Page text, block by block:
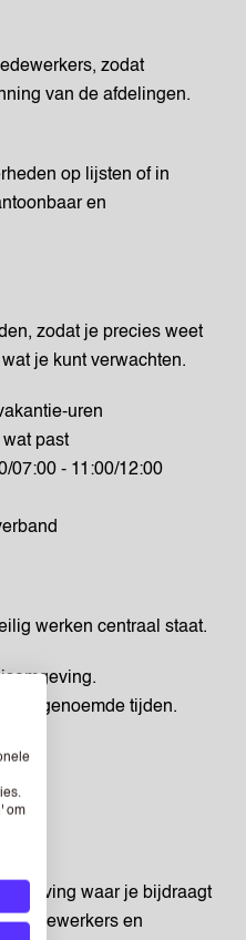
zodat
van de afdelingen.
op lijsten of in
en
zodat je precies weet
je kunt verwachten.
uren
past
07:00 - 11:00/12:00
werken centraal staat.
genoemde tijden.
waar je bijdraagt
medewerkers en
om